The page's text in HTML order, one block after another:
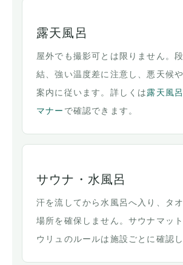
露天風呂
屋外でも撮影可とは限りません。
結、強い温度差に注意し、悪天候
案内に従います。詳しくは露天風
マナー で確認できます。
サウナ・水風呂
汗を流してから水風呂へ入り、タ
場所を確保しません。サウナマッ
ウリュのルールは施設ごとに確認し